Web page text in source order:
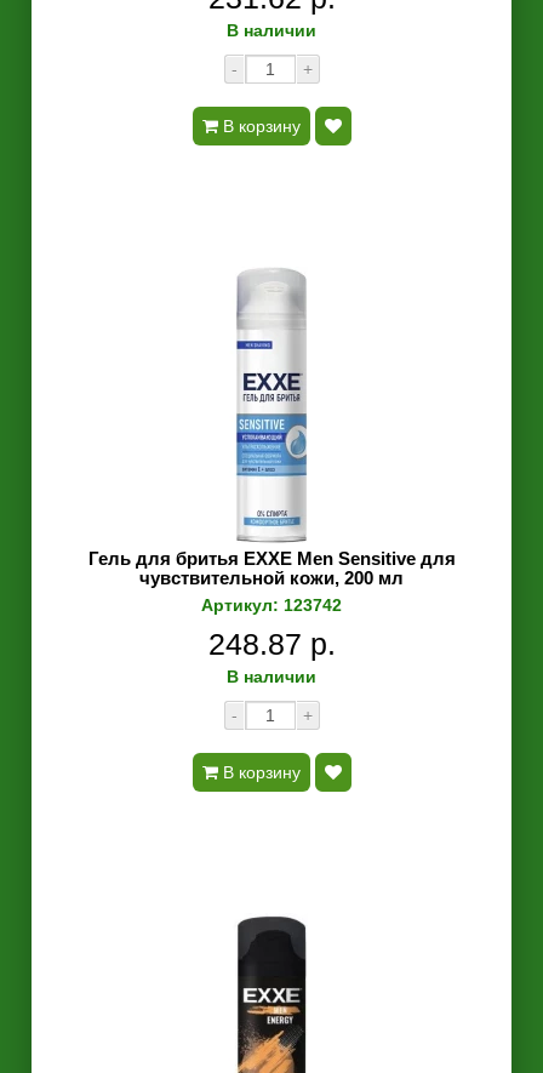
В наличии
-
+
В корзину
Гель для бритья EXXE Men Sensitive для
чувствительной кожи, 200 мл
Артикул: 123742
248.87 р.
В наличии
-
+
В корзину